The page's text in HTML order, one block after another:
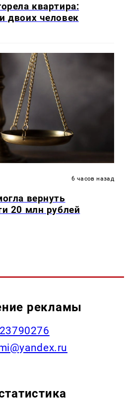
квартира:
двоих человек
6 часов назад
вернуть
20 млн рублей
рекламы